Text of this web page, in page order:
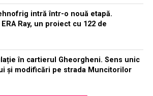
intră într-o nouă etapă.
Ray, un proiect cu 122 de
în cartierul Gheorgheni. Sens unic
și modificări pe strada Muncitorilor